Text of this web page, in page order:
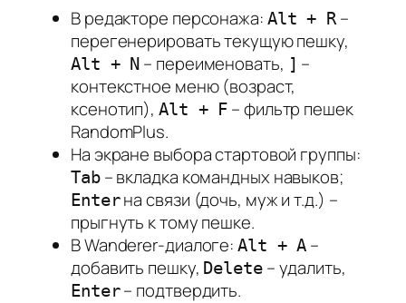
В редакторе персонажа: Alt + R–
перегенерировать текущую пешку,
Alt + N – переименовать, ] –
контекстное меню (возраст,
ксенотип), Alt + F – фильтр пешек
RandomPlus.
На экране выбора стартовой группы:
Tab– вкладка командных навыков;
Enterна связи (дочь, муж и т.д.) –
прыгнуть к тому пешке.
В Wanderer-диалоге: Alt + A –
добавить пешку, Delete– удалить,
Enter– подтвердить.